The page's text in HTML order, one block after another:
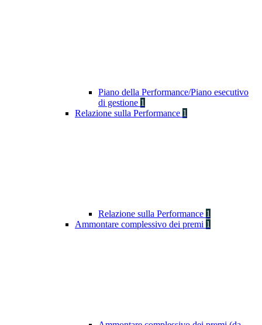
Piano della Performance/Piano esecutivo
di gestione 1
Relazione sulla Performance 1
Relazione sulla Performance 1
Ammontare complessivo dei premi 1